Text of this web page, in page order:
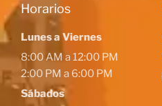
Horarios
Lunes a Viernes
8:00 AM a 12:00 PM
2:00 PM a 6:00 PM
Sábados